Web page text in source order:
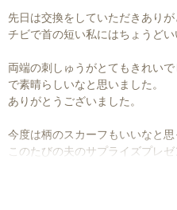
先日は交換をしていただきありが
チビで首の短い私にはちょうどい
両端の刺しゅうがとてもきれい
で素晴らしいなと思いました。
ありがとうございました。
今度は柄のスカーフもいいなと思
このたびの夫のサプライズプレ